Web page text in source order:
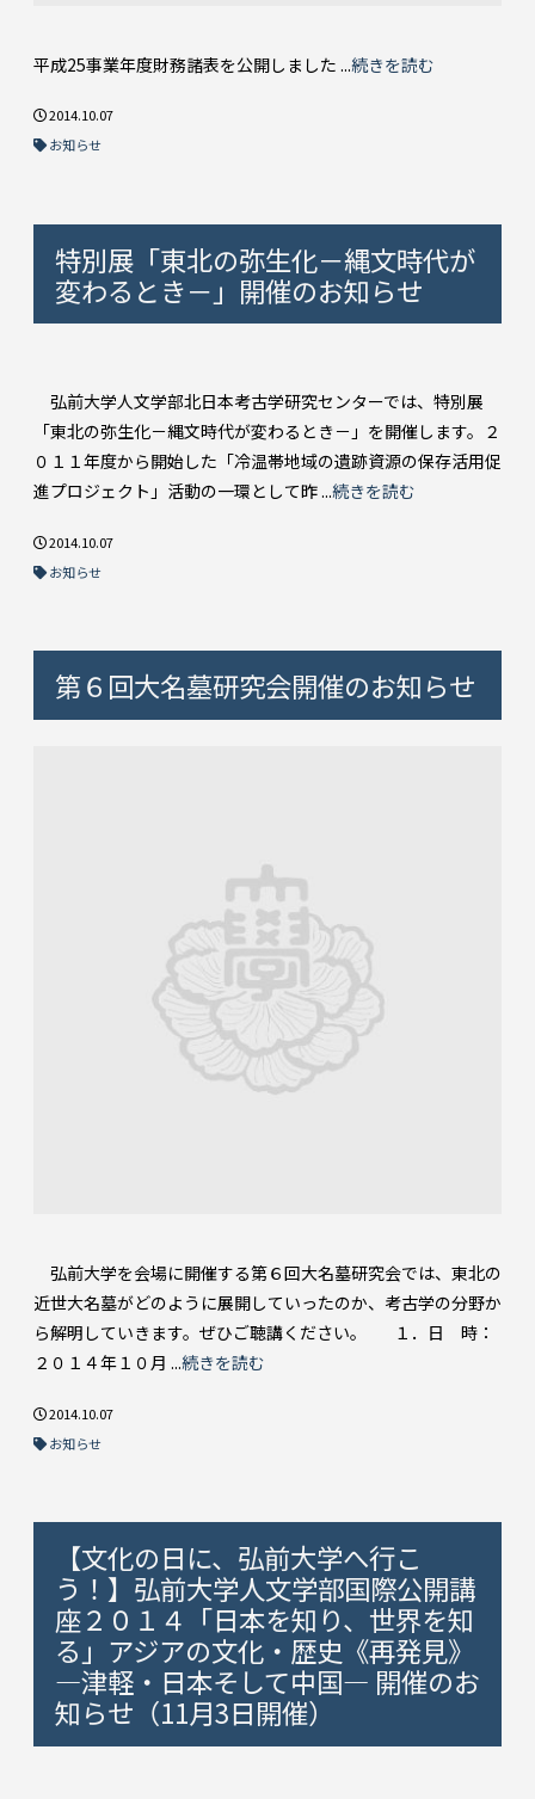
平成25事業年度財務諸表を公開しました ...続きを読む
2014.10.07
お知らせ
特別展「東北の弥生化－縄文時代が
変わるとき－」開催のお知らせ
弘前大学人文学部北日本考古学研究センターでは、特別展
「東北の弥生化－縄文時代が変わるとき－」を開催します。２
０１１年度から開始した「冷温帯地域の遺跡資源の保存活用促
進プロジェクト」活動の一環として昨 ...続きを読む
2014.10.07
お知らせ
第６回大名墓研究会開催のお知らせ
弘前大学を会場に開催する第６回大名墓研究会では、東北の
近世大名墓がどのように展開していったのか、考古学の分野か
ら解明していきます。ぜひご聴講ください。 １．日 時：
２０１４年１０月 ...続きを読む
2014.10.07
お知らせ
【文化の日に、弘前大学へ行こ
う！】弘前大学人文学部国際公開講
座２０１４「日本を知り、世界を知
る」アジアの文化・歴史《再発見》
―津軽・日本そして中国― 開催のお
知らせ（11月3日開催）